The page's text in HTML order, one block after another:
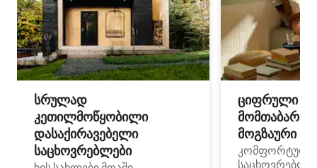
სრულად
კეთილმოწყობილი
დასაქირავებელი
საცხოვრებლები
ციფრული
მოგზაური
კომფორტული